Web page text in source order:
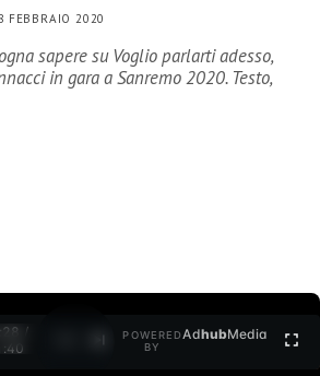
FEBBRAIO 2020
sapere su Voglio parlarti adesso,
in gara a Sanremo 2020. Testo,
/
1:40
POWERED
BY
AdhubMedia